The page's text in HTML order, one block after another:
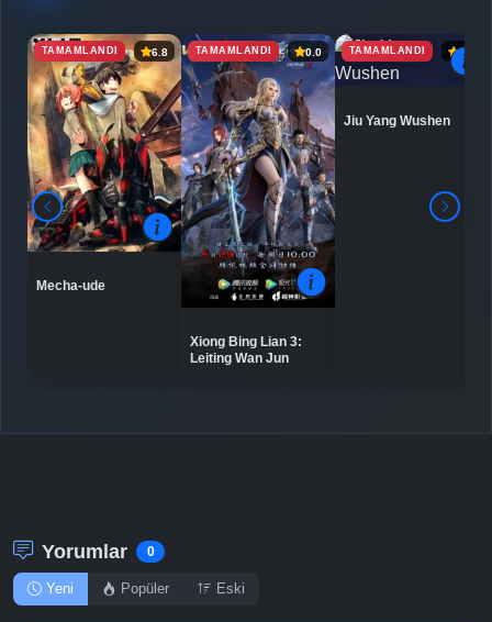
Bölüm No: 9 Detaylar İzle
Bölüm No: 10 Detaylar
Bölüm No: 11 Detaylar İzle
Detaylar
TAMAMLANDI 6.8
Mecha-ude
TAMAMLANDI 0.0
Xiong Bing Lian 3:
Leiting Wan Jun
TAMAMLANDI 6.9
Jiu Yang Wushen
Yorumlar 0
Yeni Popüler Eski